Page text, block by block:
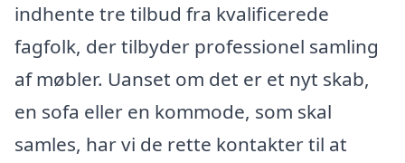
indhente tre tilbud fra kvalificerede
fagfolk, der tilbyder professionel samling
af møbler. Uanset om det er et nyt skab,
en sofa eller en kommode, som skal
samles, har vi de rette kontakter til at